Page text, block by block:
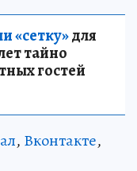
«сетку»для
тайно
гостей
, Вконтакте,